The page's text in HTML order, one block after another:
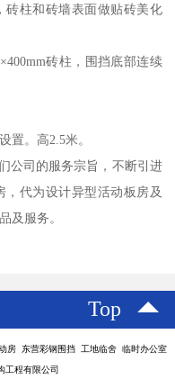
砖柱和砖墙表面做贴砖美化
砖柱，围挡底部连续
置。高2.5米。
公司的服务宗旨，不断引进
代为设计异型活动板房及
及服务。
Top
房 东营彩钢围挡 工地临舍 临时办公室
工程有限公司